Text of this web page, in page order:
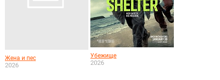
Жена и пес
2026
Убежище
2026